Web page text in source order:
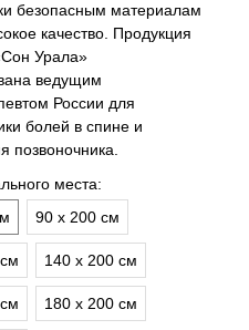
безопасным материалам
качество. Продукция
Урала»
ведущим
России для
болей в спине и
позвоночника.
места:
90 х 200 см
140 х 200 см
180 х 200 см